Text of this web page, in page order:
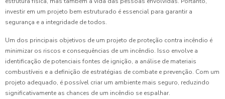
investir em um projeto bem estruturado é essencial para garantir a
segurança e a integridade de todos.
Um dos principais objetivos de um projeto de proteção contra incêndio é
minimizar os riscos e consequências de um incêndio. Isso envolve a
identificação de potenciais fontes de ignição, a análise de materiais
combustíveis e a definição de estratégias de combate e prevenção. Com um
projeto adequado, é possível criar um ambiente mais seguro, reduzindo
significativamente as chances de um incêndio se espalhar.